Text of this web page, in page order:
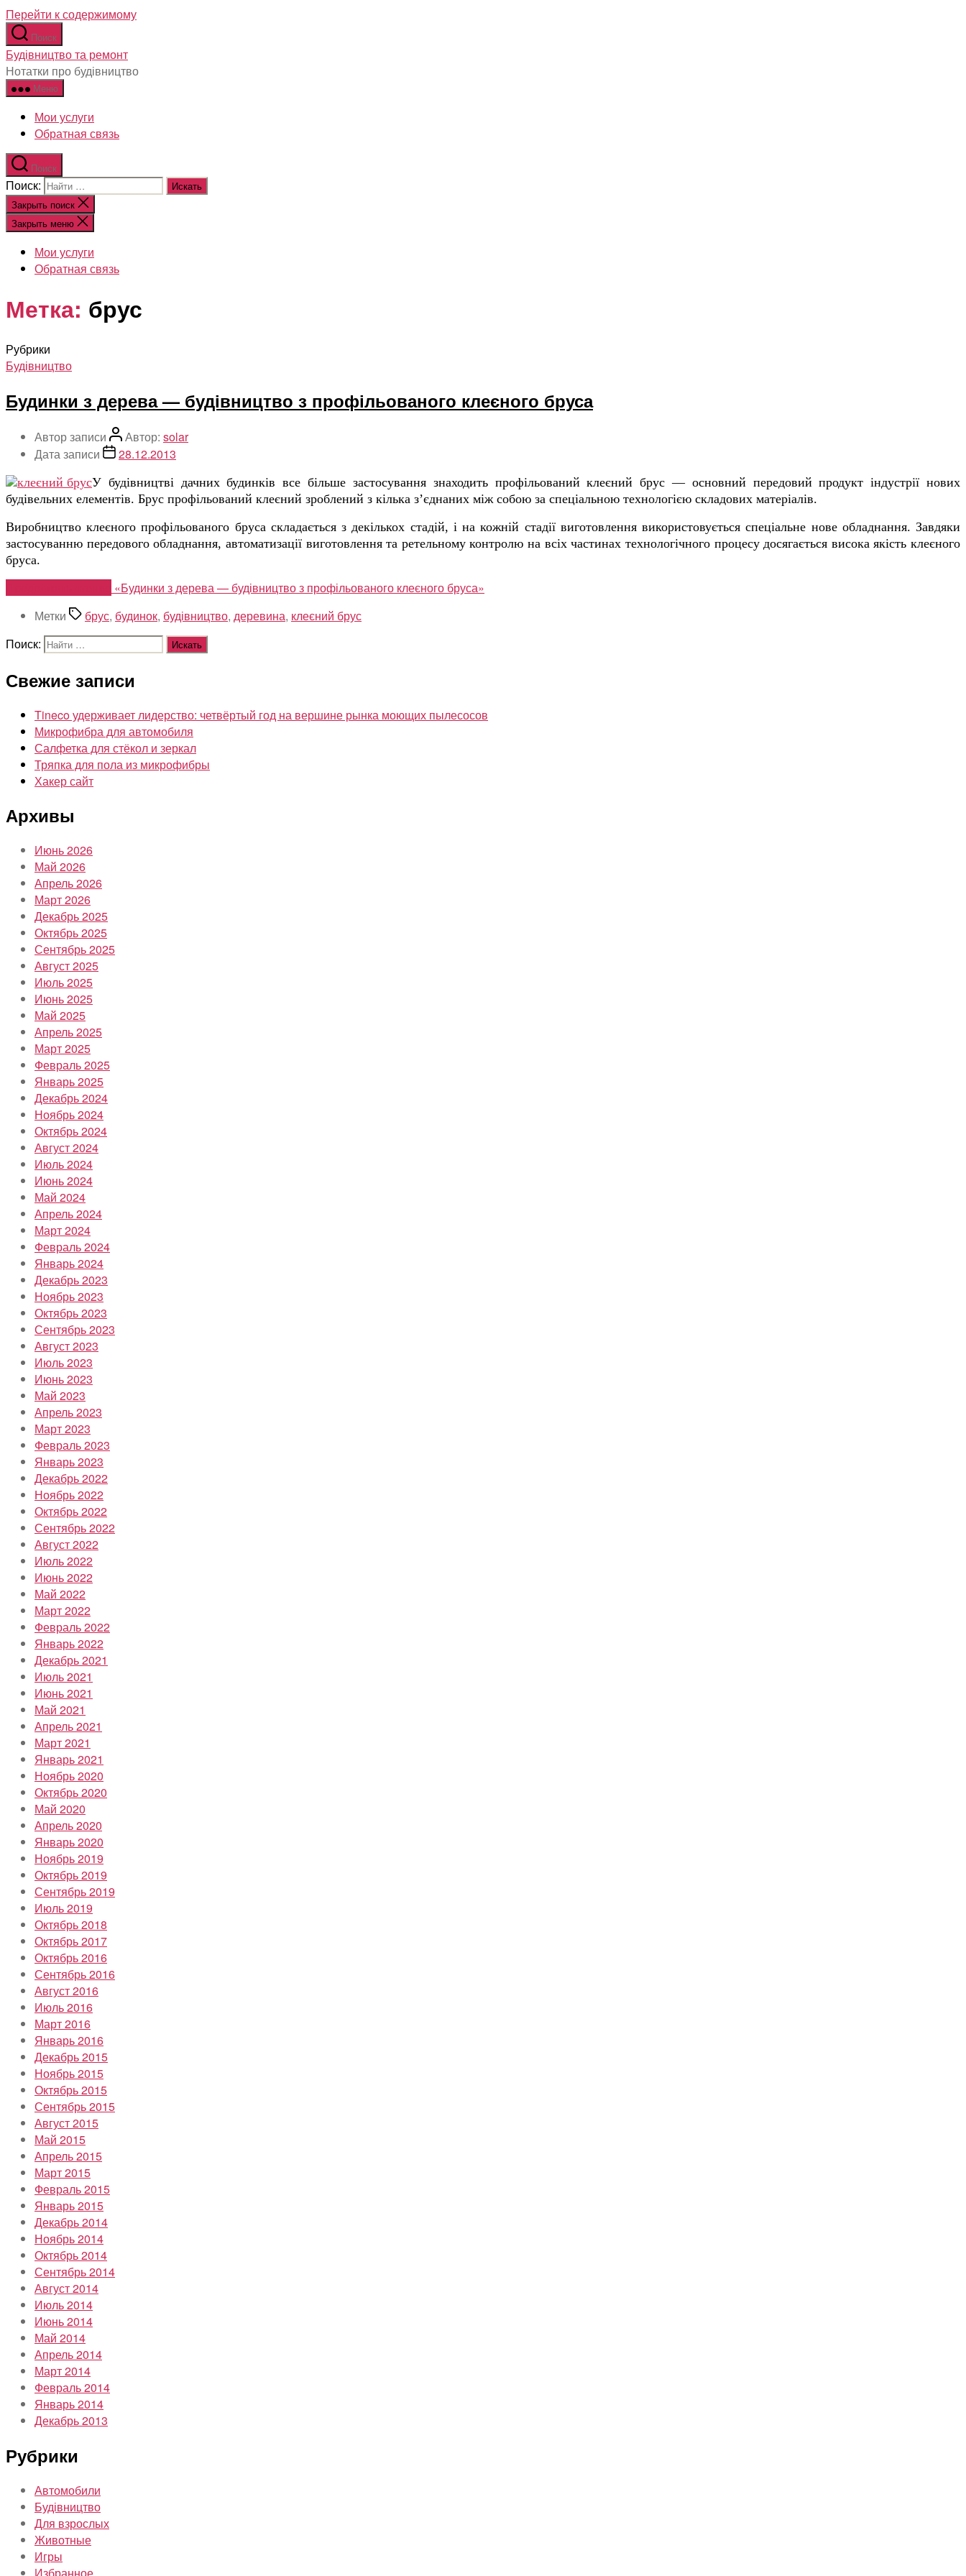
Перейти к содержимому
Поиск
Будівництво та ремонт
Нотатки про будівництво
Меню
Мои услуги
Обратная связь
Поиск
Поиск:
Закрыть поиск
Закрыть меню
Мои услуги
Обратная связь
Метка: брус
Рубрики
Будівництво
Будинки з дерева — будівництво з профільованого клеєного бруса
Автор записи Автор: solar
Дата записи
28.12.2013
У будівництві дачних будинків все більше застосування знаходить профільований клеєний брус — основний передовий продукт індустрії нових
будівельних елементів. Брус профільований клеєний зроблений з кілька з’єднаних між собою за спеціальною технологією складових матеріалів.
Виробництво клеєного профільованого бруса складається з декількох стадій, і на кожній стадії виготовлення використовується спеціальне нове обладнання. Завдяки
застосуванню передового обладнання, автоматизації виготовлення та ретельному контролю на всіх частинах технологічного процесу досягається висока якість клеєного
бруса.
«Будинки з дерева — будівництво з профільованого клеєного бруса»
Метки
брус, будинок, будівництво, деревина, клеєний брус
Поиск:
Свежие записи
Tineco удерживает лидерство: четвёртый год на вершине рынка моющих пылесосов
Микрофибра для автомобиля
Салфетка для стёкол и зеркал
Тряпка для пола из микрофибры
Хакер сайт
Архивы
Июнь 2026
Май 2026
Апрель 2026
Март 2026
Декабрь 2025
Октябрь 2025
Сентябрь 2025
Август 2025
Июль 2025
Июнь 2025
Май 2025
Апрель 2025
Март 2025
Февраль 2025
Январь 2025
Декабрь 2024
Ноябрь 2024
Октябрь 2024
Август 2024
Июль 2024
Июнь 2024
Май 2024
Апрель 2024
Март 2024
Февраль 2024
Январь 2024
Декабрь 2023
Ноябрь 2023
Октябрь 2023
Сентябрь 2023
Август 2023
Июль 2023
Июнь 2023
Май 2023
Апрель 2023
Март 2023
Февраль 2023
Январь 2023
Декабрь 2022
Ноябрь 2022
Октябрь 2022
Сентябрь 2022
Август 2022
Июль 2022
Июнь 2022
Май 2022
Март 2022
Февраль 2022
Январь 2022
Декабрь 2021
Июль 2021
Июнь 2021
Май 2021
Апрель 2021
Март 2021
Январь 2021
Ноябрь 2020
Октябрь 2020
Май 2020
Апрель 2020
Январь 2020
Ноябрь 2019
Октябрь 2019
Сентябрь 2019
Июль 2019
Октябрь 2018
Октябрь 2017
Октябрь 2016
Сентябрь 2016
Август 2016
Июль 2016
Март 2016
Январь 2016
Декабрь 2015
Ноябрь 2015
Октябрь 2015
Сентябрь 2015
Август 2015
Май 2015
Апрель 2015
Март 2015
Февраль 2015
Январь 2015
Декабрь 2014
Ноябрь 2014
Октябрь 2014
Сентябрь 2014
Август 2014
Июль 2014
Июнь 2014
Май 2014
Апрель 2014
Март 2014
Февраль 2014
Январь 2014
Декабрь 2013
Рубрики
Автомобили
Будівництво
Для взрослых
Животные
Игры